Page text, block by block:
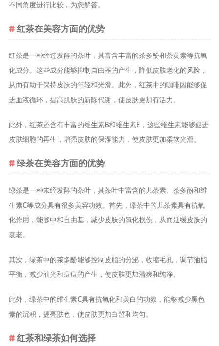
不同角度进行比较，为您解答。
红茶在美容方面的优势
红茶是一种经过发酵的茶叶，其富含丰富的茶多酚和茶黄素等抗氧
化成分。这些成分能够抑制自由基的产生，降低皮肤老化的风险，
从而有助于保持皮肤的年轻和光滑。此外，红茶中的咖啡因能够促
进血液循环，提高肌肤的新陈代谢，使皮肤更加有活力。
此外，红茶还含有丰富的维生素B和维生素E，这些维生素能够促进
皮肤细胞的再生，增强皮肤的保湿能力，使皮肤更加柔软光滑。
绿茶在美容方面的优势
绿茶是一种未经发酵的茶叶，其茶叶中富含的儿茶素、茶多酚和维
生素C等成分具有很多美容功效。首先，绿茶中的儿茶素具有抗氧
化作用，能够中和自由基，减少皮肤的氧化损伤，从而延缓皮肤的
衰老。
其次，绿茶中的茶多酚能够控制皮脂的分泌，收缩毛孔，调节油脂
平衡，减少油光和痘痘的产生，使皮肤更加清爽和纯净。
此外，绿茶中的维生素C具有抗氧化和美白的功效，能够减少黑色
素的沉积，提亮肤色，使皮肤更加白皙和均匀。
红茶和绿茶如何选择
茶叶生产和
擂茶
值和功效
养生茶
减肥茶
功能茶
茶文化
茶叶教育
茶叶鉴赏
茶道
茶器